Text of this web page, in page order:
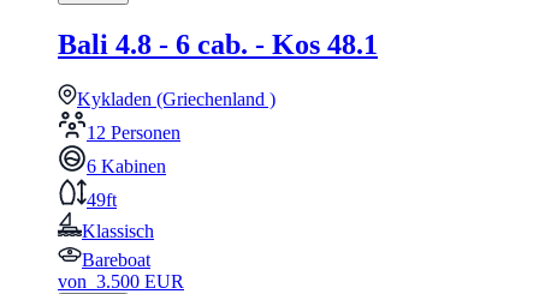
Bali 4.8 - 6 cab. - Kos 48.1
Kykladen (Griechenland )
12 Personen
6 Kabinen
49ft
Klassisch
Bareboat
von 3.500 EUR